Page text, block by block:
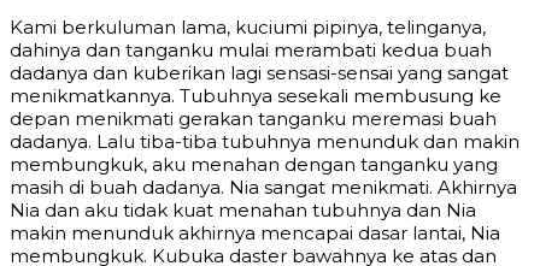
Kami berkuluman lama, kuciumi pipinya, telinganya,
dahinya dan tanganku mulai merambati kedua buah
dadanya dan kuberikan lagi sensasi-sensai yang sangat
menikmatkannya. Tubuhnya sesekali membusung ke
depan menikmati gerakan tanganku meremasi buah
dadanya. Lalu tiba-tiba tubuhnya menunduk dan makin
membungkuk, aku menahan dengan tanganku yang
masih di buah dadanya. Nia sangat menikmati. Akhirnya
Nia dan aku tidak kuat menahan tubuhnya dan Nia
makin menunduk akhirnya mencapai dasar lantai, Nia
membungkuk. Kubuka daster bawahnya ke atas dan